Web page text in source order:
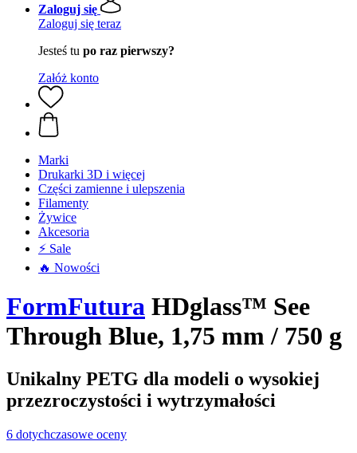
Zaloguj się
Zaloguj się teraz
Jesteś tu po raz pierwszy?
Załóż konto
Marki
Drukarki 3D i więcej
Części zamienne i ulepszenia
Filamenty
Żywice
Akcesoria
⚡ Sale
🔥 Nowości
FormFutura HDglass™ See
Through Blue, 1,75 mm / 750 g
Unikalny PETG dla modeli o wysokiej
przezroczystości i wytrzymałości
6 dotychczasowe oceny